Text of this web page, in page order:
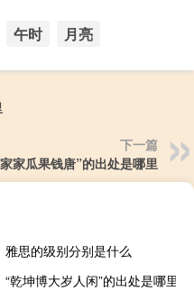
午时 月亮
下一篇
家瓜果钱唐”的出处是哪里
雅思的级别分别是什么
“乾坤博大岁人闲”的出处是哪里